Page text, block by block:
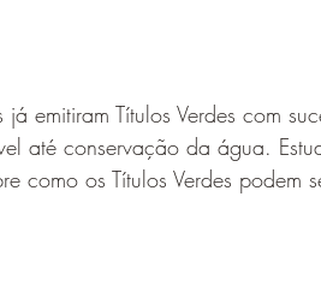
já emitiram Títulos Verdes com
até conservação da água.
como os Títulos Verdes podem